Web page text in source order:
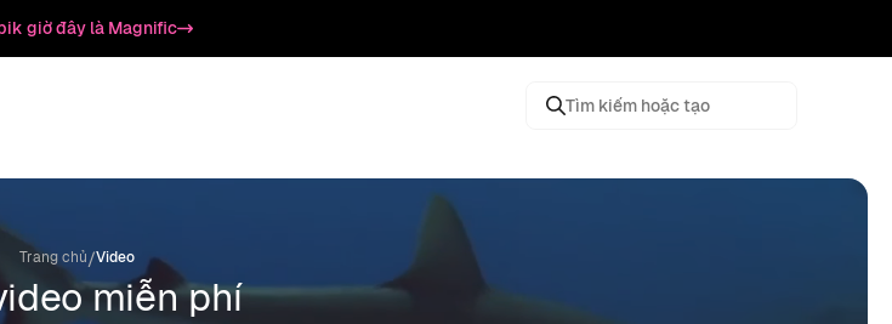
giờ đây là Magnific
Tìm kiếm hoặc tạo
Trang chủ/Video
miễn phí